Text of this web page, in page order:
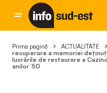
Prima pagină ACTUALITATE
recuperare a memoriei
lucrările de restaurare a
anilor ’50